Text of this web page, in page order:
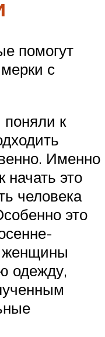
помогут
с
к
Именно
начать это
человека
это
женщины
одежду,